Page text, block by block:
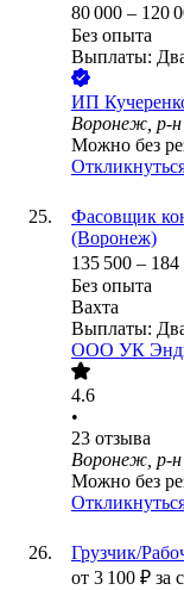
80 000 – 120
Без опыта
Выплаты:
ИП
Воронеж, р-
Можно без
Фасовщик
(Воронеж)
135 500 – 184
Без опыта
Вахта
Выплаты:
ООО УК
4.6
•
23 отзыва
Воронеж, р-н
Можно без
Грузчик/
от 3 100 ₽ за